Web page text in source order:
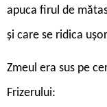
apuca firul de
și care se ridica
Zmeul era sus pe
Frizerului: